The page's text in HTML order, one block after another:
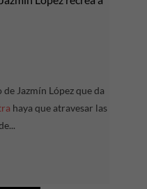
Jazmín López que da
haya que atravesar las